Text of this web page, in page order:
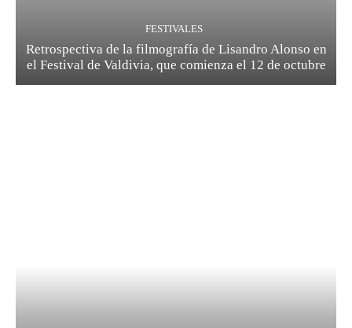
FESTIVALES
Retrospectiva de la filmografía de Lisandro Alonso en
el Festival de Valdivia, que comienza el 12 de octubre